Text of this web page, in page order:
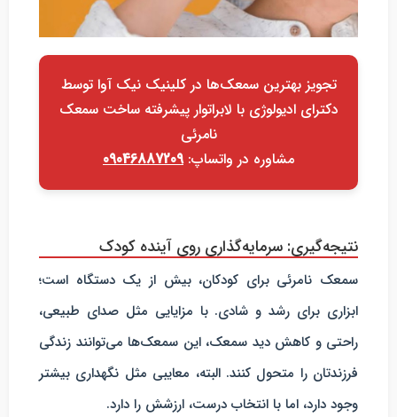
تجویز بهترین سمعک‌ها در کلینیک نیک آوا توسط
دکترای ادیولوژی با لابراتوار پیشرفته ساخت سمعک
نامرئی
مشاوره در واتساپ:09046887209
نتیجه‌گیری: سرمایه‌گذاری روی آینده کودک
سمعک نامرئی برای کودکان، بیش از یک دستگاه است؛
ابزاری برای رشد و شادی. با مزایایی مثل صدای طبیعی،
راحتی و کاهش دید سمعک، این سمعک‌ها می‌توانند زندگی
فرزندتان را متحول کنند. البته، معایبی مثل نگهداری بیشتر
وجود دارد، اما با انتخاب درست، ارزشش را دارد.